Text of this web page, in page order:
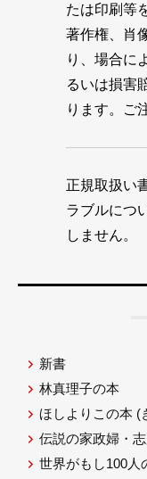
たは印刷等
著作権、肖
り、場合に
るいは損害
ります。ご
正規取扱い
ラブルにつ
しません。
新書
林真理子の本
ほしよりこの本 (
伝説の家政婦・
世界がもし100人